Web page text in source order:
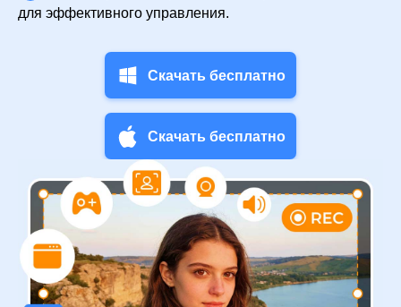
для эффективного управления.
Скачать бесплатно
Скачать бесплатно